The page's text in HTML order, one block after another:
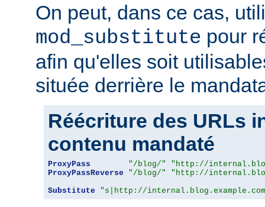
On peut, dans ce cas,
mod_substitute pour
afin qu'elles soit
située derrière le
Réécriture des URLs
contenu mandaté
ProxyPass "/blog/"
"http://
ProxyPassReverse
"/blog/"
"http://
Substitute
"s|http://